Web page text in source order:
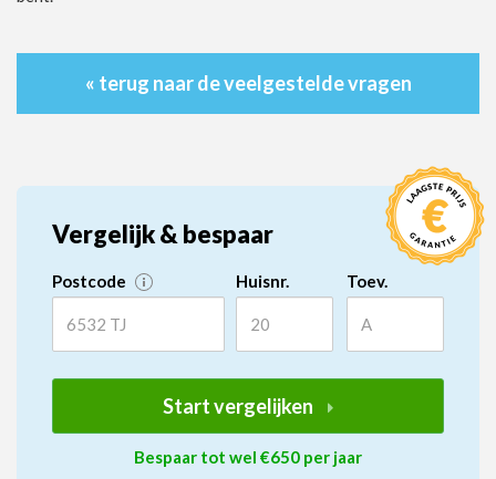
« terug naar de veelgestelde vragen
Vergelijk & bespaar
Postcode Huisnr. Toev.
Start vergelijken
Bespaar tot wel €650 per jaar